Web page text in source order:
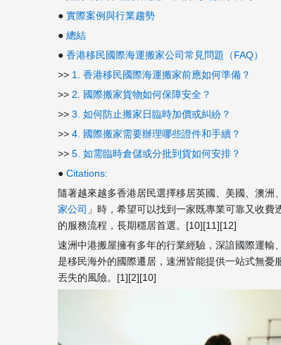
● 實際案例與行業趨勢
● 總結
● 香港移民國際海運搬家公司常見問題（FAQ）
>> 1. 香港移民國際海運搬家前應如何準備？
>> 2. 國際搬家貨物如何保障安全？
>> 3. 如何防止搬家日臨時加價或糾紛？
>> 4. 國際搬家需要辦理哪些證件和手續？
>> 5. 如需臨時倉儲或分批到貨如何安排？
● Citations:
隨著越來越多香港居民選擇移居英國、美國、澳
家公司 」時，希望可以找到一家既專業可靠又收
的服務流程，長期穩居首選。[10][11][12]
速洲中港搬屋擁有多年的行業經驗，深諳國際運
是移民海外的國際遷居，速洲皆能提供一站式無
丟失的風險。[1][2][10]